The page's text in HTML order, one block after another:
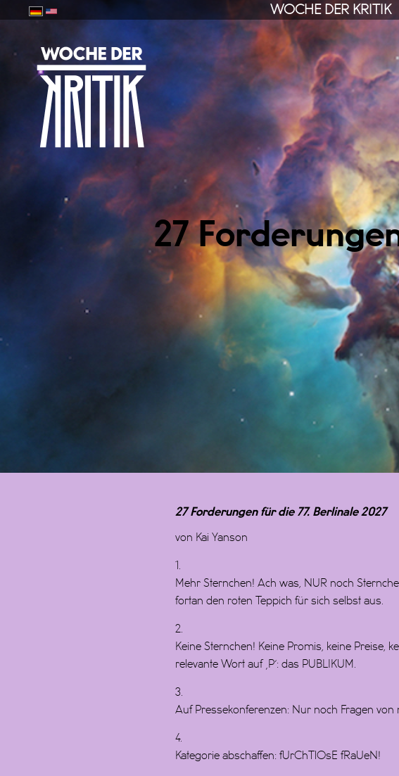
WOCHE DER KRITIK
27
27 Forderungen für die 77. Berlinale 2027
von Kai Yanson
1.
Mehr Sternchen! Ach was, NUR noch
fortan den roten Teppich für sich selbst aus.
2.
Keine Sternchen! Keine Promis, keine Preise,
relevante Wort auf ‚P‘: das PUBLIKUM.
3.
Auf Pressekonferenzen: Nur noch Fragen
4.
Kategorie abschaffen: fUrChTlOsE fRaUeN!